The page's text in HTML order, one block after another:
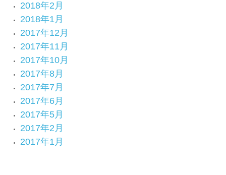
2018年2月
2018年1月
2017年12月
2017年11月
2017年10月
2017年8月
2017年7月
2017年6月
2017年5月
2017年2月
2017年1月